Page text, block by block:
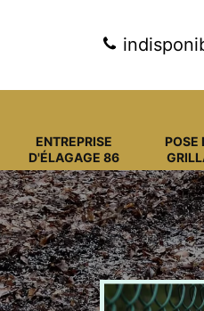
ENTREPRISE
D'ÉLAGAGE 86
POSE